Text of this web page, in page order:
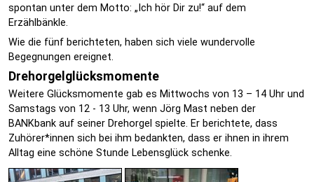
spontan unter dem Motto: „Ich hör Dir zu!“ auf dem
Erzählbänkle.
Wie die fünf berichteten, haben sich viele wundervolle
Begegnungen ereignet.
Drehorgelglücksmomente
Weitere Glücksmomente gab es Mittwochs von 13 – 14 Uhr und
Samstags von 12 - 13 Uhr, wenn Jörg Mast neben der
BANKbank auf seiner Drehorgel spielte. Er berichtete, dass
Zuhörer*innen sich bei ihm bedankten, dass er ihnen in ihrem
Alltag eine schöne Stunde Lebensglück schenke.